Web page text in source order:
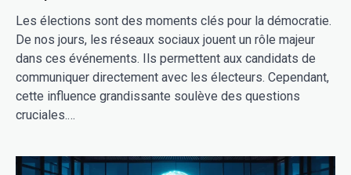
Les élections sont des moments clés pour la démocratie.
De nos jours, les réseaux sociaux jouent un rôle majeur
dans ces événements. Ils permettent aux candidats de
communiquer directement avec les électeurs. Cependant,
cette influence grandissante soulève des questions
cruciales.…